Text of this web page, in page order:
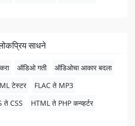
साधने
ऑडिओ गती
ऑडिओचा आकार बदला
टेस्टर
FLAC ते MP3
ते CSS
HTML ते PHP कन्व्हर्टर